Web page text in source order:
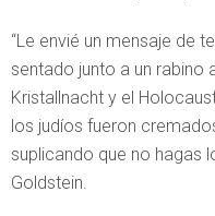
“Le envié un mensaje de
sentado junto a un rabino
Kristallnacht y el
los judíos fueron
suplicando que no hagas
Goldstein.